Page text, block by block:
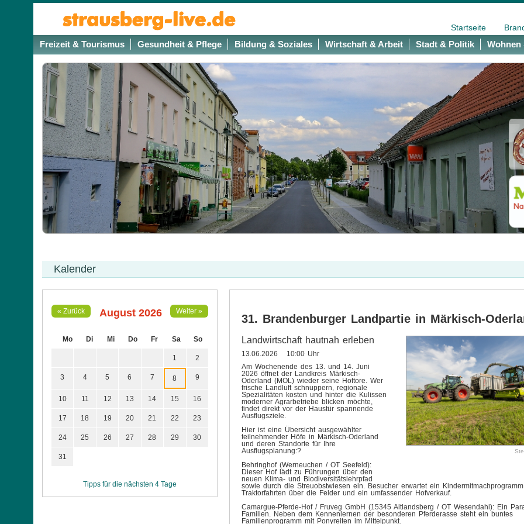
Startseite
Freizeit & Tourismus Gesundheit & Pflege Bildung & Soziales Wirtschaft & Arbeit Stadt & Politik Wohnen
Kalender
« Zurück August 2026 Weiter »
Mo Di Mi Do Fr Sa So
1 2
3 4 5 6 7 8 9
10 11 12 13 14 15 16
17 18 19 20 21 22 23
24 25 26 27 28 29 30
31
Tipps für die nächsten 4 Tage
31. Brandenburger Landpartie in Märkisch-
Landwirtschaft hautnah erleben
13.06.2026 10:00 Uhr
Am Wochenende des 13. und 14. Juni
2026 öffnet der Landkreis Märkisch-
Oderland (MOL) wieder seine Hoftore. Wer
frische Landluft schnuppern, regionale
Spezialitäten kosten und hinter die Kulissen
moderner Agrarbetriebe blicken möchte,
findet direkt vor der Haustür spannende
Ausflugsziele.
Hier ist eine Übersicht ausgewählter
teilnehmender Höfe in Märkisch-Oderland
und deren Standorte für Ihre
Ausflugsplanung:?
Behringhof (Werneuchen / OT Seefeld):
Dieser Hof lädt zu Führungen über den
neuen Klima- und Biodiversitätslehrpfad
sowie durch die Streuobstwiesen ein. Besucher erwartet ein
Traktorfahrten über die Felder und ein umfassender Hofverkauf.
Camargue-Pferde-Hof / Fruveg GmbH (15345 Altlandsberg / OT Wesendahl): Ein
Familien. Neben dem Kennenlernen der besonderen Pferderasse steht ein buntes
Familienprogramm mit Ponyreiten im Mittelpunkt.